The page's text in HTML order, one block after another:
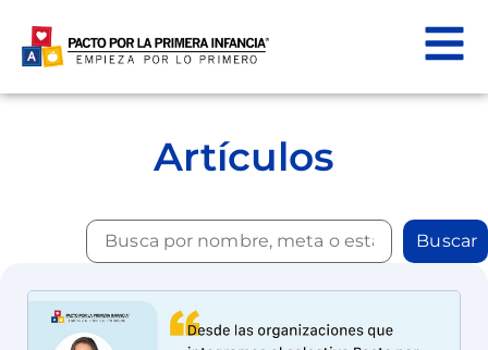
Artículos
Buscar